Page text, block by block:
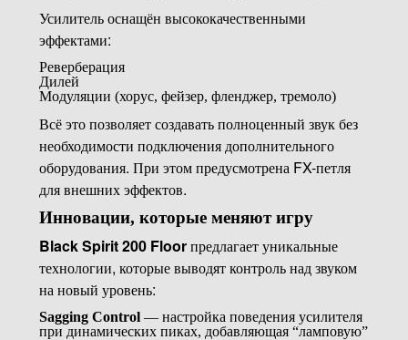
Усилитель оснащён высококачественными
эффектами:
Реверберация
Дилей
Модуляции (хорус, фейзер, фленджер, тремоло)
Всё это позволяет создавать полноценный звук без
необходимости подключения дополнительного
оборудования. При этом предусмотрена FX-петля
для внешних эффектов.
Инновации, которые меняют игру
Black Spirit 200 Floorпредлагает уникальные
технологии, которые выводят контроль над звуком
на новый уровень:
Sagging Control— настройка поведения усилителя
при динамических пиках, добавляющая “ламповую”